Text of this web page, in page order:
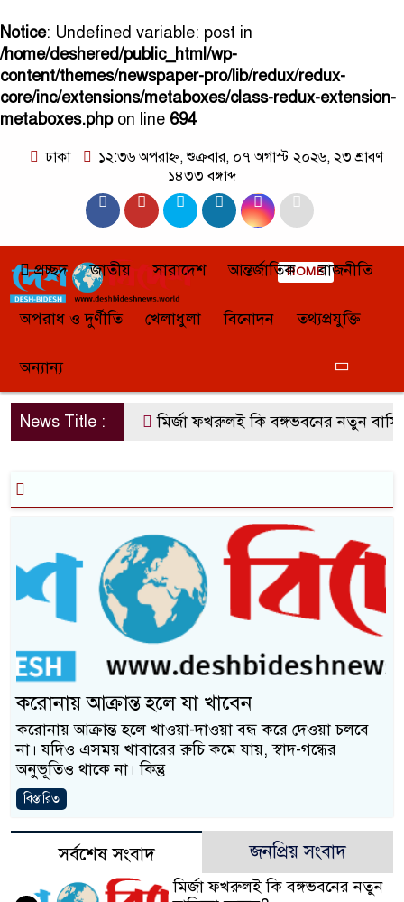
Notice: Undefined variable: post in
/home/deshered/public_html/wp-
content/themes/newspaper-pro/lib/redux/redux-
core/inc/extensions/metaboxes/class-redux-extension-
metaboxes.phpon line 694
ঢাকা
১২:৩৬ অপরাহ্ন, শুক্রবার, ০৭ অগাস্ট ২০২৬, ২৩ শ্রাবণ
১৪৩৩ বঙ্গাব্দ
প্রচ্ছদ জাতীয় সারাদেশ আন্তর্জাতিক রাজনীতি
অপরাধ ও দুর্ণীতি খেলাধুলা বিনোদন তথ্যপ্রযুক্তি
অন্যান্য
HOME
News Title : মির্জা ফখরুলই কি বঙ্গভবনের নতুন
করোনায় আক্রান্ত হলে যা খাবেন
করোনায় আক্রান্ত হলে খাওয়া-দাওয়া বন্ধ করে দেওয়া চলবে
না। যদিও এসময় খাবারের রুচি কমে যায়, স্বাদ-গন্ধের
অনুভূতিও থাকে না। কিন্তু
বিস্তারিত
সর্বশেষ সংবাদ জনপ্রিয় সংবাদ
মির্জা ফখরুলই কি বঙ্গভবনের নতুন